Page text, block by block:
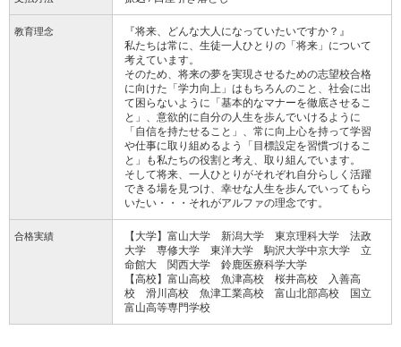
教育理念
『将来、どんな大人になっていたいですか？』
私たちは常に、生徒一人ひとりの「将来」について
考えています。
そのため、将来の夢を実現させるための志望校合格
に向けた「学力向上」はもちろんのこと、社会に出
て困らないように「基本的なマナーを徹底させるこ
と」、意欲的に自分の人生を歩んでいけるように
「自信を持たせること」、常に向上心を持って学習
や仕事に取り組めるよう「目標設定を習慣づけるこ
と」も私たちの役割と考え、取り組んでいます。
そして将来、一人ひとりがそれぞれ自分らしく活躍
できる場を見つけ、幸せな人生を歩んでいってもら
いたい・・・それがアルファの理念です。
合格実績
【大学】富山大学 新潟大学 東京理科大学 法政
大学 専修大学 東洋大学 駒沢大学中京大学 立
命館大 関西大学 鈴鹿医療科学大学
【高校】富山高校 魚津高校 桜井高校 入善高
校 滑川高校 魚津工業高校 富山北部高校 国立
富山高等専門学校